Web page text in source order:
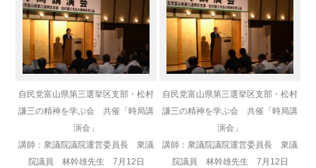
自民党富山県第三選挙区支部・松村
謙三の精神を学ぶ会 共催「時局講
演会」
講師：衆議院議院運営委員長 衆議
院議員 林幹雄先生 7月12日
自民党富山県第三選挙区支部・松村
謙三の精神を学ぶ会 共催「時局講
演会」
講師：衆議院議院運営委員長 衆議
院議員 林幹雄先生 7月12日